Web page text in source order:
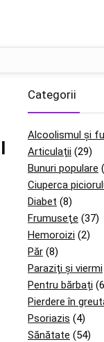
Categorii
Alcoolismul și
Articulații (29)
Bunuri populare
Ciuperca
Diabet (8)
Frumuseţe (37)
Hemoroizi (2)
Păr (8)
Paraziți și viermi
Pentru bărbați
Pierdere în
Psoriazis (4)
Sănătate (54)